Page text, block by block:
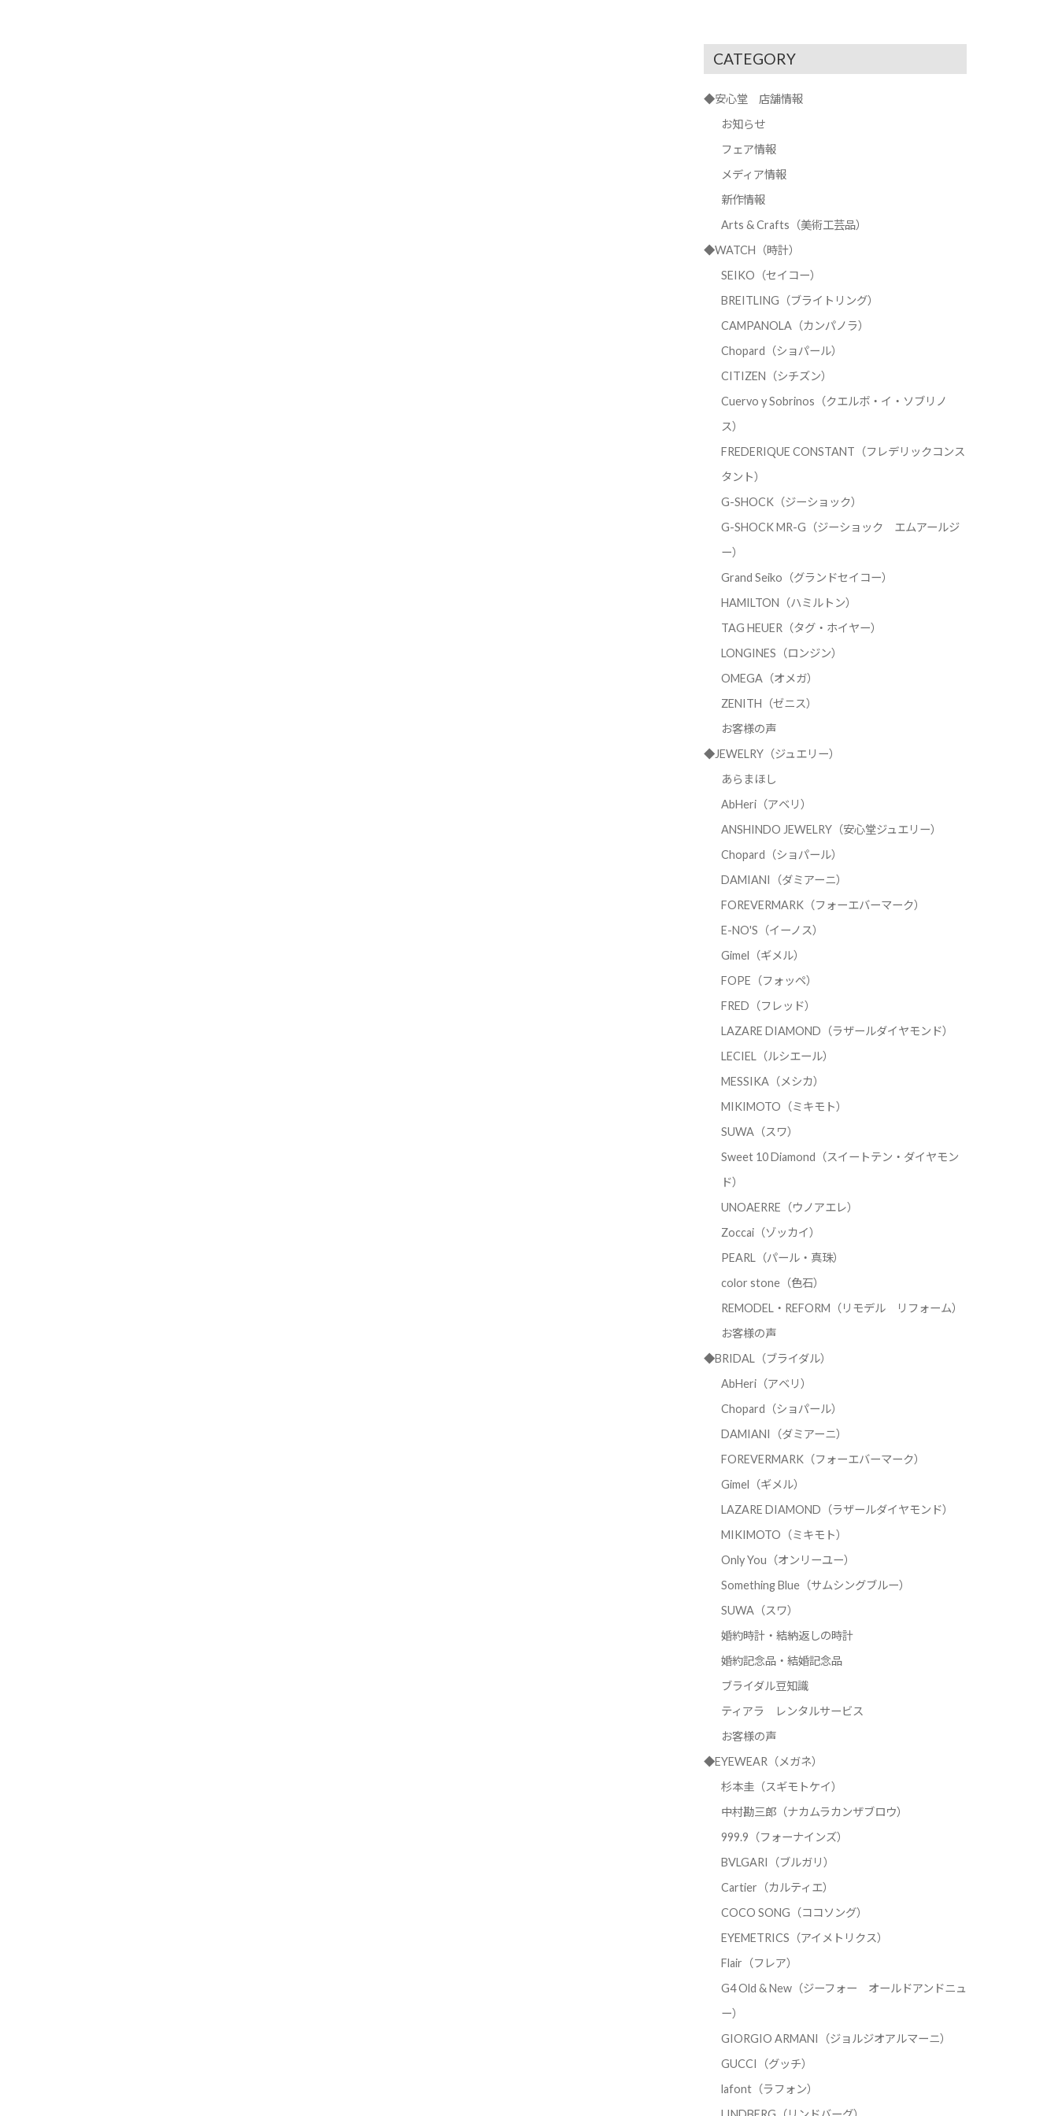
CATEGORY
◆安心堂 店舗情報
お知らせ
フェア情報
メディア情報
新作情報
Arts & Crafts（美術工芸品）
◆WATCH（時計）
SEIKO（セイコー）
BREITLING（ブライトリング）
CAMPANOLA（カンパノラ）
Chopard（ショパール）
CITIZEN（シチズン）
Cuervo y Sobrinos（クエルボ・イ・ソブリノ
ス）
FREDERIQUE CONSTANT（フレデリックコンス
タント）
G-SHOCK（ジーショック）
G-SHOCK MR-G（ジーショック エムアールジ
ー）
Grand Seiko（グランドセイコー）
HAMILTON（ハミルトン）
TAG HEUER（タグ・ホイヤー）
LONGINES（ロンジン）
OMEGA（オメガ）
ZENITH（ゼニス）
お客様の声
◆JEWELRY（ジュエリー）
あらまほし
AbHeri（アベリ）
ANSHINDO JEWELRY（安心堂ジュエリー）
Chopard（ショパール）
DAMIANI（ダミアーニ）
FOREVERMARK（フォーエバーマーク）
E-NO'S（イーノス）
Gimel（ギメル）
FOPE（フォッペ）
FRED（フレッド）
LAZARE DIAMOND（ラザールダイヤモンド）
LECIEL（ルシエール）
MESSIKA（メシカ）
MIKIMOTO（ミキモト）
SUWA（スワ）
Sweet 10 Diamond（スイートテン・ダイヤモン
ド）
UNOAERRE（ウノアエレ）
Zoccai（ゾッカイ）
PEARL（パール・真珠）
color stone（色石）
REMODEL・REFORM（リモデル リフォーム）
お客様の声
◆BRIDAL（ブライダル）
AbHeri（アベリ）
Chopard（ショパール）
DAMIANI（ダミアーニ）
FOREVERMARK（フォーエバーマーク）
Gimel（ギメル）
LAZARE DIAMOND（ラザールダイヤモンド）
MIKIMOTO（ミキモト）
Only You（オンリーユー）
Something Blue（サムシングブルー）
SUWA（スワ）
婚約時計・結納返しの時計
婚約記念品・結婚記念品
ブライダル豆知識
ティアラ レンタルサービス
お客様の声
◆EYEWEAR（メガネ）
杉本圭（スギモトケイ）
中村勘三郎（ナカムラカンザブロウ）
999.9（フォーナインズ）
BVLGARI（ブルガリ）
Cartier（カルティエ）
COCO SONG（ココソング）
EYEMETRICS（アイメトリクス）
Flair（フレア）
G4 Old & New（ジーフォー オールドアンドニュ
ー）
GIORGIO ARMANI（ジョルジオアルマーニ）
GUCCI（グッチ）
lafont（ラフォン）